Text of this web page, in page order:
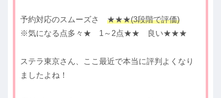
予約対応のスムーズさ ★★★(3段階で評価)
※気になる点多々★ 1～2点★★ 良い★★★
ステラ東京さん、ここ最近で本当に評判よくなり
ましたよね！